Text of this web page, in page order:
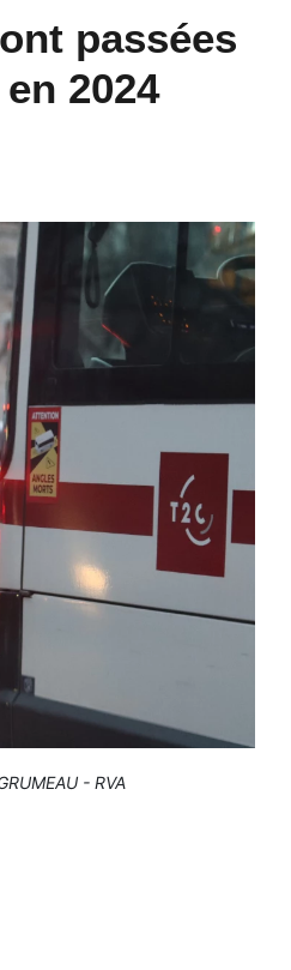
passées
2024
- RVA